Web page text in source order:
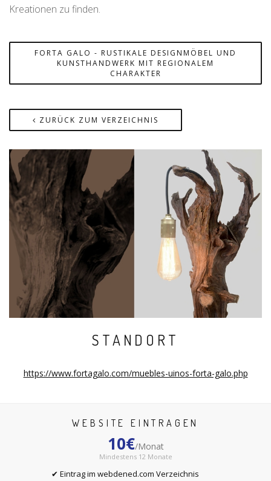
Kreationen zu finden.
FORTA GALO - RUSTIKALE DESIGNMÖBEL UND
KUNSTHANDWERK MIT REGIONALEM
CHARAKTER
ZURÜCK ZUM VERZEICHNIS
STANDORT
https://www.fortagalo.com/muebles-uinos-forta-galo.php
WEBSITE EINTRAGEN
10€/Monat
Mindestens 12 Monate
✔ Eintrag im webdened.com Verzeichnis